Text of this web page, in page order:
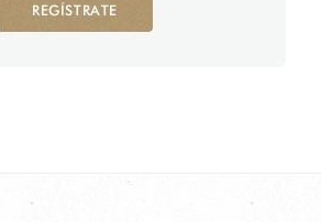
REGÍSTRATE